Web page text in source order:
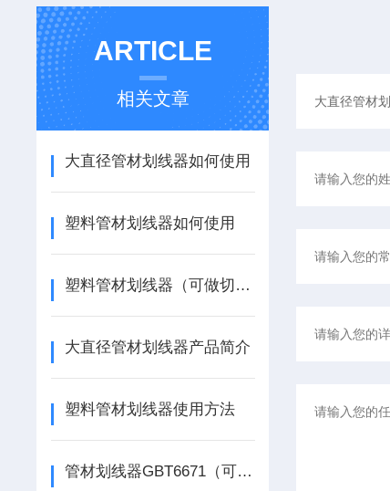
ARTICLE
相关文章
大直径管材划线器如何使用
塑料管材划线器如何使用
塑料管材划线器（可做切片试验）如何使用
大直径管材划线器产品简介
塑料管材划线器使用方法
管材划线器GBT6671（可做切片试验）